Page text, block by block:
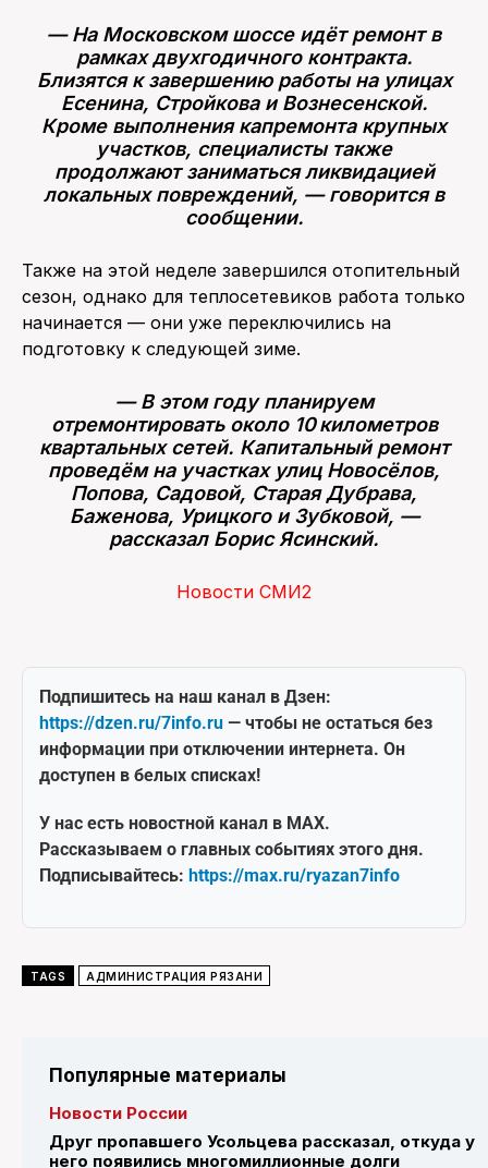
— На Московском шоссе идёт ремонт в
рамках двухгодичного контракта.
Близятся к завершению работы на улицах
Есенина, Стройкова и Вознесенской.
Кроме выполнения капремонта крупных
участков, специалисты также
продолжают заниматься ликвидацией
локальных повреждений, — говорится в
сообщении.
Также на этой неделе завершился отопительный
сезон, однако для теплосетевиков работа только
начинается — они уже переключились на
подготовку к следующей зиме.
— В этом году планируем
отремонтировать около 10 километров
квартальных сетей. Капитальный ремонт
проведём на участках улиц Новосёлов,
Попова, Садовой, Старая Дубрава,
Баженова, Урицкого и Зубковой, —
рассказал Борис Ясинский.
Новости СМИ2
Подпишитесь на наш канал в Дзен:
https://dzen.ru/7info.ru — чтобы не остаться без
информации при отключении интернета. Он
доступен в белых списках!
У нас есть новостной канал в MAX.
Рассказываем о главных событиях этого дня.
Подписывайтесь: https://max.ru/ryazan7info
TAGS АДМИНИСТРАЦИЯ РЯЗАНИ
Популярные материалы
Новости России
Друг пропавшего Усольцева рассказал, откуда у
него появились многомиллионные долги